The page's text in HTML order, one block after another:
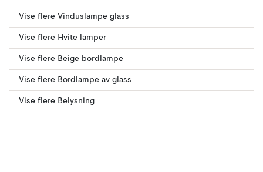
Vise flere Vinduslampe glass
Vise flere Hvite lamper
Vise flere Beige bordlampe
Vise flere Bordlampe av glass
Vise flere Belysning